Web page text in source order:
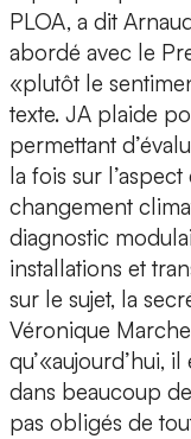
PLOA, a dit
abordé avec le
«plutôt le
texte. JA plaide
permettant
la fois sur
changement
diagnostic
installations et
sur le sujet, la
Véronique
qu’«aujourd’hui,
dans beaucoup
pas obligés de